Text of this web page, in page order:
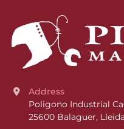
Address
Poligono Industrial
25600 Balaguer,